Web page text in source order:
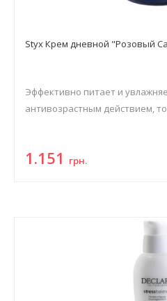
Styx Крем дневной "Розовый
Эффективно питает и
антивозрастным действием,
1.151 грн.